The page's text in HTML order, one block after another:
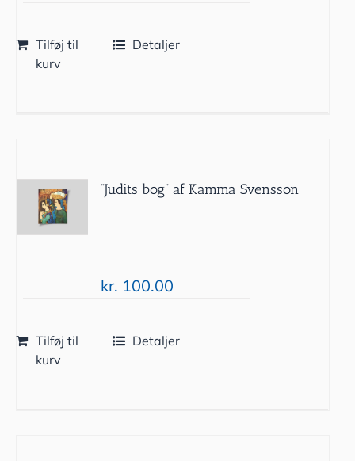
Tilføj til
kurv
Detaljer
”Judits bog” af Kamma Svensson
kr. 100.00
Tilføj til
kurv
Detaljer